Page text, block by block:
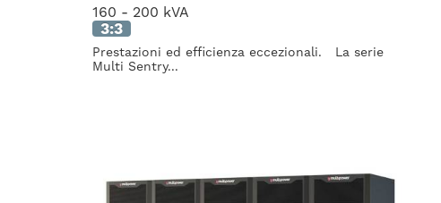
160 - 200 kVA
3:3
Prestazioni ed efficienza eccezionali. La serie
Multi Sentry...